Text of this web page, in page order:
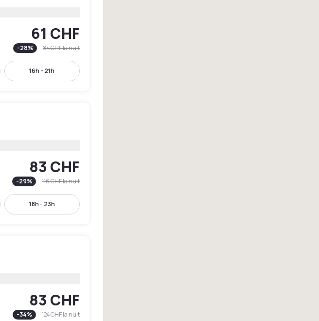
61 CHF
-28% 84 CHFla nuit
16h - 21h
83 CHF
-29% 116 CHFla nuit
18h - 23h
83 CHF
-34% 124 CHFla nuit